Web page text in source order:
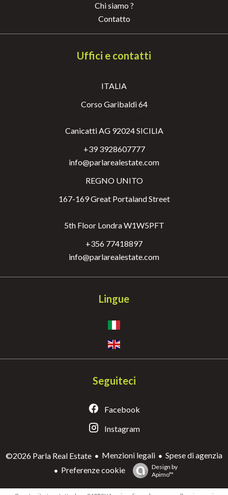
Chi siamo ?
Contatto
Uffici e contatti
ITALIA
Corso Garibaldi 64
Canicatti AG 92024 SICILIA
+39 3928607777
info@parlarealestate.com
REGNO UNITO
167-169 Great Portaland Street
5th Floor Londra W1W5PFT
+356 77418897
info@parlarealestate.com
Lingue
Seguiteci
Facebook
Instagram
©2026 Parla Real Estate Menzioni legali
Spese di agenzia
Preferenze cookie
Design by
Apimo™